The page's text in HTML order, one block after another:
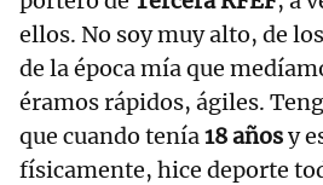
ellos. No soy muy alto, de los
de la época mía que
éramos rápidos, ágiles.
que cuando tenía18 añosy
físicamente, hice deporte